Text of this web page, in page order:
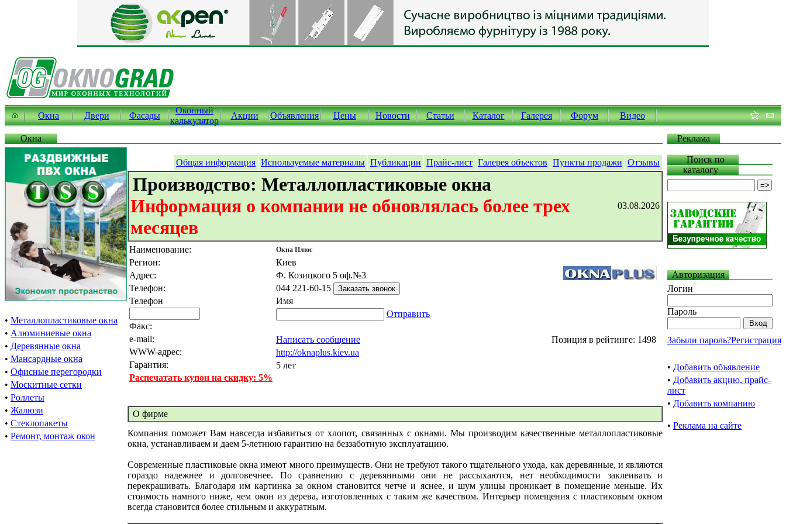
Окна Двери Фасады
Оконный
калькулятор
Акции Объявления Цены Новости Статьи Каталог Галерея Форум Видео
Окна Реклама
• Металлопластиковые окна
• Алюминиевые окна
• Деревянные окна
• Мансардные окна
• Офисные перегородки
• Москитные сетки
• Роллеты
• Жалюзи
• Стеклопакеты
• Ремонт, монтаж окон
Общая информация Используемые материалы Публикации Прайс-лист Галерея объектов Пункты продажи Отзывы
Производство: Металлопластиковые окна
Информация о компании не обновлялась более трех
месяцев
03.08.2026
Наименование:
Регион:
Адрес:
Телефон:
Телефон
Факс:
e-mail:
WWW-адрес:
Гарантия:
Распечатать купон на скидку: 5%
Окна Плюс
Киев
Ф. Козицкого 5 оф.№3
044 221-60-15
Имя
Отправить
Написать сообщение
http://oknaplus.kiev.ua
5 лет
Позиция в рейтинге: 1498
О фирме
Компания поможет Вам навсегда избавиться от хлопот, связанных с окнами. Мы производим качественные металлопластиковые
окна, устанавливаем и даем 5-летнюю гарантию на беззаботную эксплуатацию.
Современные пластиковые окна имеют много преимуществ. Они не требуют такого тщательного ухода, как деревянные, и являются
гораздо надежнее и долговечнее. По сравнению с деревянными они не рассыхаются, нет необходимости заклеивать и
перекрашивать. Благодаря им картинка за окном становится четче и яснее, и шум улицы проникает в помещение меньше. Их
стоимость намного ниже, чем окон из дерева, изготовленных с таким же качеством. Интерьер помещения с пластиковым окном
всегда становится более стильным и аккуратным.
Поиск по
каталогу
Авторизация
Логин
Пароль
Забыли пароль?Регистрация
• Добавить объявление
• Добавить акцию, прайс-
лист
• Добавить компанию
• Реклама на сайте